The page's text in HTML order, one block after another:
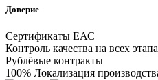
Доверие
Сертификаты ЕАС
Контроль качества на всех
Рублёвые контракты
100% Локализация